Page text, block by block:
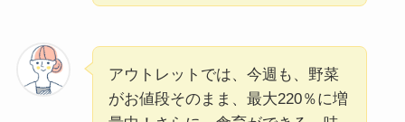
アウトレットでは、今週も、野菜
がお値段そのまま、最大220％に増